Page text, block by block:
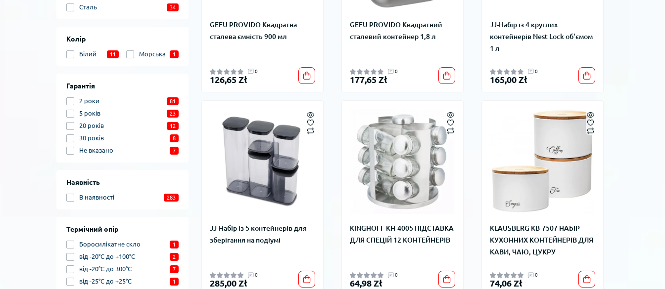
Сталь 34
Колір
Білий 11 Морська 1
Гарантія
2 роки 81
5 років 23
20 років 12
30 років 8
Не вказано 7
Наявність
В наявності 283
Термічний опір
Боросилікатне скло 1
від -20°C до +100°C 2
від -20°C до 300°C 7
від -25°C до +25°C 1
GEFU PROVIDO Квадратна
сталева ємність 900 мл
0
126,65 Zł
GEFU PROVIDO Квадратний
сталевий контейнер 1,8 л
0
177,65 Zł
JJ-Набір із 4 круглих
контейнерів Nest Lock об'ємом
1 л
0
165,00 Zł
JJ-Набір із 5 контейнерів для
зберігання на подіумі
0
285,00 Zł
KINGHOFF KH-4005 ПІДСТАВКА
ДЛЯ СПЕЦІЙ 12 КОНТЕЙНЕРІВ
0
64,98 Zł
KLAUSBERG KB-7507 НАБІР
КУХОННИХ КОНТЕЙНЕРІВ ДЛЯ
КАВИ, ЧАЮ, ЦУКРУ
0
74,06 Zł